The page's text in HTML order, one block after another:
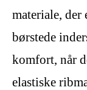
materiale, der
børstede
komfort, når
elastiske